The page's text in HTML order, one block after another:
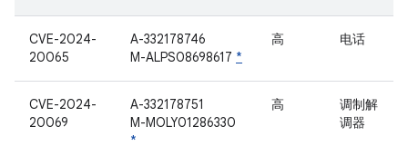
CVE-2024-
20065
A-332178746
M-ALPS08698617 *
高 电话
CVE-2024-
20069
A-332178751
M-MOLY01286330
*
高
调制解
调器